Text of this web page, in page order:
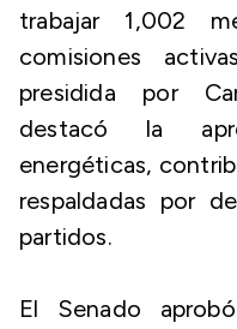
trabajar 1,002
comisiones
presidida por
destacó la
energéticas,
respaldadas por
partidos.
El Senado